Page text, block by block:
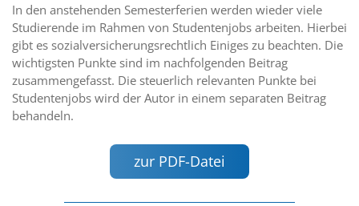
In den anstehenden Semesterferien werden wieder viele
Studierende im Rahmen von Studentenjobs arbeiten. Hierbei
gibt es sozialversicherungsrechtlich Einiges zu beachten. Die
wichtigsten Punkte sind im nachfolgenden Beitrag
zusammengefasst. Die steuerlich relevanten Punkte bei
Studentenjobs wird der Autor in einem separaten Beitrag
behandeln.
zur PDF-Datei